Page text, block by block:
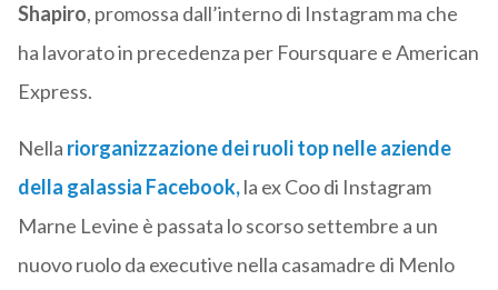
Shapiro, promossa dall’interno di Instagram ma che
ha lavorato in precedenza per Foursquare e American
Express.
Nella riorganizzazione dei ruoli top nelle aziende
della galassia Facebook,la ex Coo di Instagram
Marne Levine è passata lo scorso settembre a un
nuovo ruolo da executive nella casamadre di Menlo